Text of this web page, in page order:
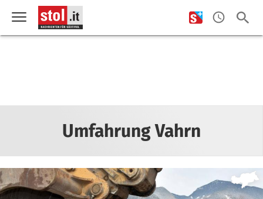
Umfahrung Vahrn